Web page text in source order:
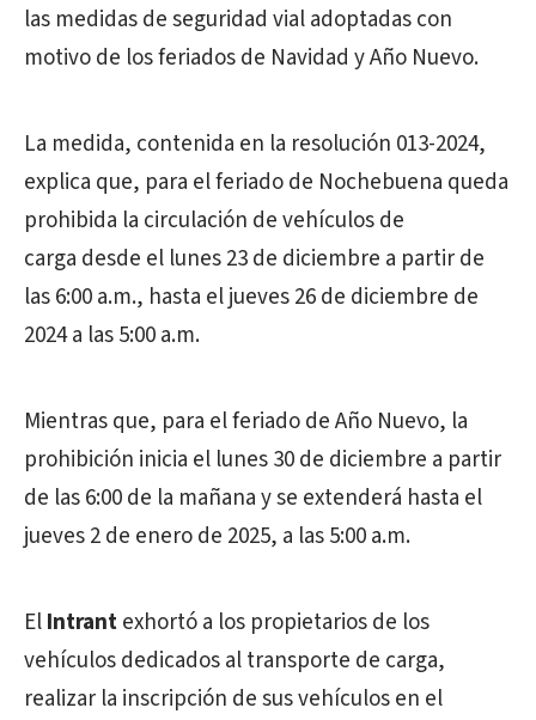
las medidas de seguridad vial adoptadas con
motivo de los feriados de Navidad y Año Nuevo.
La medida, contenida en la resolución 013-2024,
explica que, para el feriado de Nochebuena queda
prohibida la circulación de vehículos de
carga desde el lunes 23 de diciembre a partir de
las 6:00 a.m., hasta el jueves 26 de diciembre de
2024 a las 5:00 a.m.
Mientras que, para el feriado de Año Nuevo, la
prohibición inicia el lunes 30 de diciembre a partir
de las 6:00 de la mañana y se extenderá hasta el
jueves 2 de enero de 2025, a las 5:00 a.m.
ElIntrantexhortó a los propietarios de los
vehículos dedicados al transporte de carga,
realizar la inscripción de sus vehículos en el